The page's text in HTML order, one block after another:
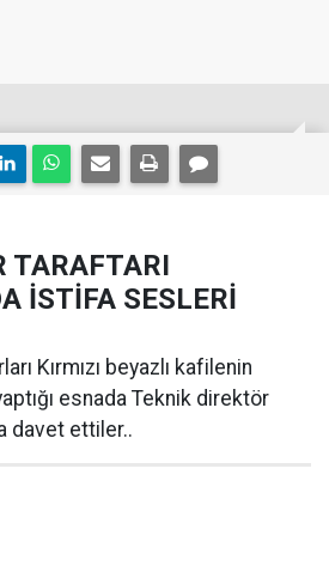
TARAFTARI
İSTİFA SESLERİ
Kırmızı beyazlı kafilenin
esnada Teknik direktör
davet ettiler..